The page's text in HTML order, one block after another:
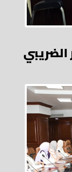
الضريبي